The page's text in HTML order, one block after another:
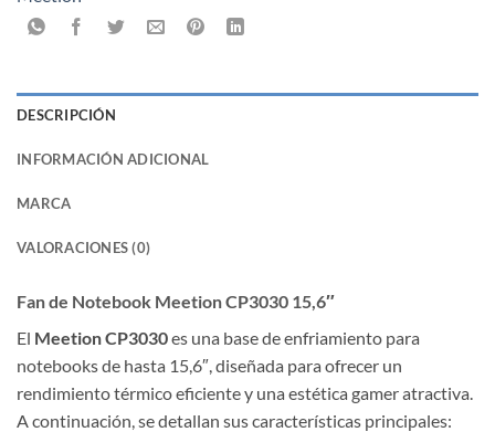
DESCRIPCIÓN
INFORMACIÓN ADICIONAL
MARCA
VALORACIONES (0)
Fan de Notebook Meetion CP3030 15,6″
El Meetion CP3030es una base de enfriamiento para
notebooks de hasta 15,6″, diseñada para ofrecer un
rendimiento térmico eficiente y una estética gamer atractiva.
A continuación, se detallan sus características principales:​